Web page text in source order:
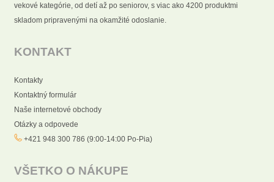
vekové kategórie, od detí až po seniorov, s viac ako 4200 produktmi
skladom pripravenými na okamžité odoslanie.
KONTAKT
Kontakty
Kontaktný formulár
Naše internetové obchody
Otázky a odpovede
+421 948 300 786 (9:00-14:00 Po-Pia)
VŠETKO O NÁKUPE